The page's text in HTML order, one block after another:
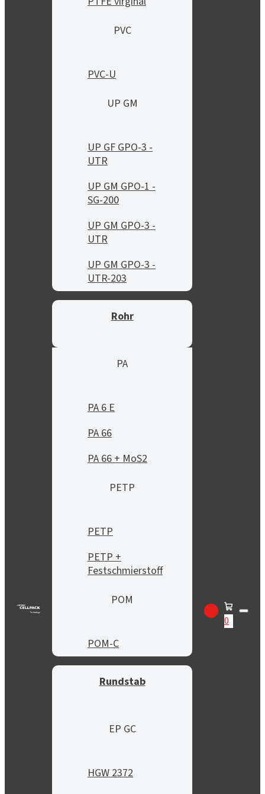
PVC
PVC-U
UP GM
UP GF GPO-3 -
UTR
UP GM GPO-1 -
SG-200
UP GM GPO-3 -
UTR
UP GM GPO-3 -
UTR-203
Rohr
PA
PA 6 E
PA 66
PA 66 + MoS2
PETP
PETP
PETP +
Festschmierstoff
POM
POM-C
Rundstab
EP GC
HGW 2372
0